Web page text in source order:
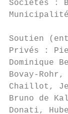
Sociétés :
Soutien
Privés :
Dominique
Bovay-
Chaillot,
Bruno de
Donati,